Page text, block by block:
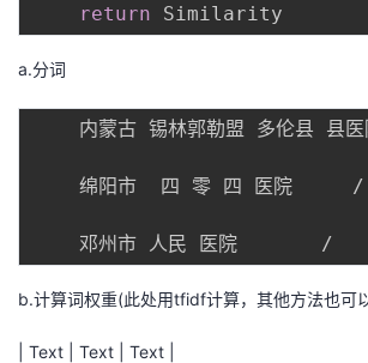
return
a.分词
内蒙古 锡林郭勒盟 多伦县 县
绵阳市  四 零 四 医院
b.计算词权重(此处用tfidf计算，其他方法也可
| Text | Text | Text |